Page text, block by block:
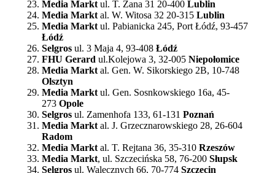
Media Markt ul. T. Zana 31 20-400 Lublin
Media Markt al. W. Witosa 32 20-315 Lublin
Media Markt ul. Pabianicka 245, Port Łódź, 93-457
Łódź
Selgros ul. 3 Maja 4, 93-408 Łódź
FHU Gerard ul.Kolejowa 3, 32-005 Niepołomice
Media Markt al. Gen. W. Sikorskiego 2B, 10-748
Olsztyn
Media Markt ul. Gen. Sosnkowskiego 16a, 45-
273 Opole
Selgros ul. Zamenhofa 133, 61-131 Poznań
Media Markt al. J. Grzecznarowskiego 28, 26-604
Radom
Media Markt al. T. Rejtana 36, 35-310 Rzeszów
Media Markt, ul. Szczecińska 58, 76-200 Słupsk
Selgros ul. Walecznych 66, 70-774 Szczecin